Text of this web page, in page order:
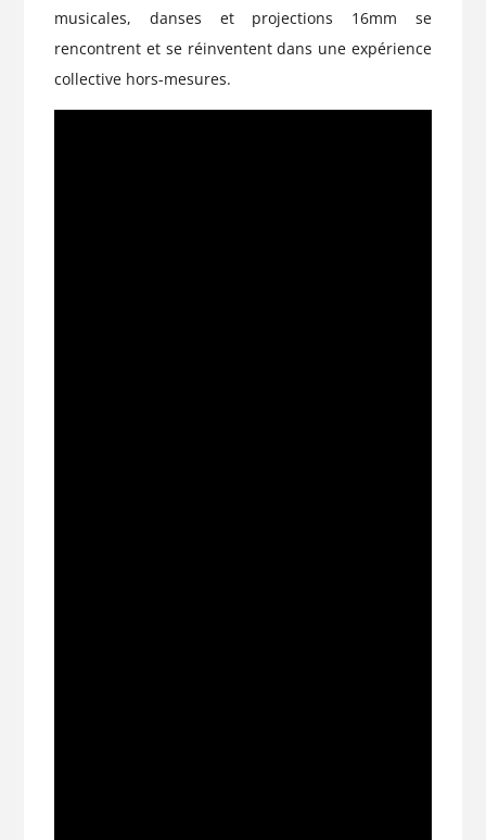
musicales, danses et projections 16mm se
rencontrent et se réinventent dans une expérience
collective hors-mesures.